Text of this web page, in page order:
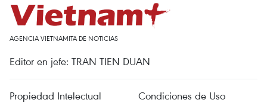
AGENCIA VIETNAMITA DE NOTICIAS
Editor en jefe: TRAN TIEN DUAN
Propiedad Intelectual Condiciones de Uso